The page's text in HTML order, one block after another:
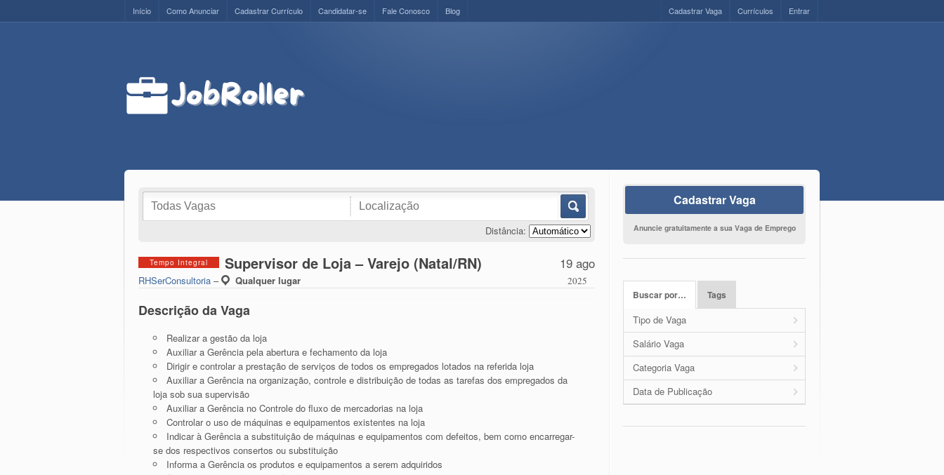
Início Como Anunciar Cadastrar Currículo Candidatar-se Fale Conosco Blog Entrar
Currículos
Cadastrar Vaga
Distância:
19 ago
2025
Tempo Integral Supervisor de Loja – Varejo (Natal/RN)
RHSerConsultoria – Qualquer lugar
Descrição da Vaga
Realizar a gestão da loja
Auxiliar a Gerência pela abertura e fechamento da loja
Dirigir e controlar a prestação de serviços de todos os empregados lotados na referida loja
Auxiliar a Gerência na organização, controle e distribuição de todas as tarefas dos empregados da
loja sob sua supervisão
Auxiliar a Gerência no Controle do fluxo de mercadorias na loja
Controlar o uso de máquinas e equipamentos existentes na loja
Indicar à Gerência a substituição de máquinas e equipamentos com defeitos, bem como encarregar-
se dos respectivos consertos ou substituição
Informa a Gerência os produtos e equipamentos a serem adquiridos
Cadastrar Vaga
Anuncie gratuitamente a sua Vaga de Emprego
Buscar por… Tags
Tipo de Vaga
Salário Vaga
Categoria Vaga
Data de Publicação